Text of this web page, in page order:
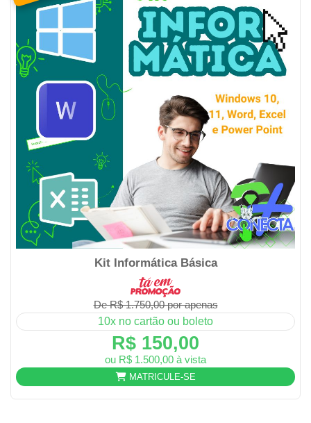
Kit Informática Básica
De R$ 1.750,00 por apenas
10x no cartão ou boleto
R$ 150,00
ou R$ 1.500,00 à vista
MATRICULE-SE